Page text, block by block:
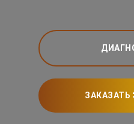
ЗАКАЗАТЬ